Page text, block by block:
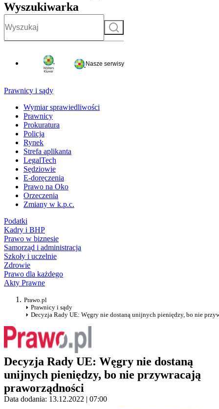
Wyszukiwarka
Szukaj
Nasze serwisy
Prawnicy i sądy
Wymiar sprawiedliwości
Prawnicy
Prokuratura
Policja
Rynek
Strefa aplikanta
LegalTech
Sędziowie
E-doręczenia
Prawo na Oko
Orzeczenia
Zmiany w k.p.c.
Podatki
Kadry i BHP
Prawo w biznesie
Samorząd i administracja
Szkoły i uczelnie
Zdrowie
Prawo dla każdego
Akty Prawne
Prawo.pl
Prawnicy i sądy
Decyzja Rady UE: Węgry nie dostaną unijnych pieniędzy, bo nie
Decyzja Rady UE: Węgry nie dostaną
unijnych pieniędzy, bo nie przywracają
praworządności
Data dodania: 13.12.2022 | 07:00